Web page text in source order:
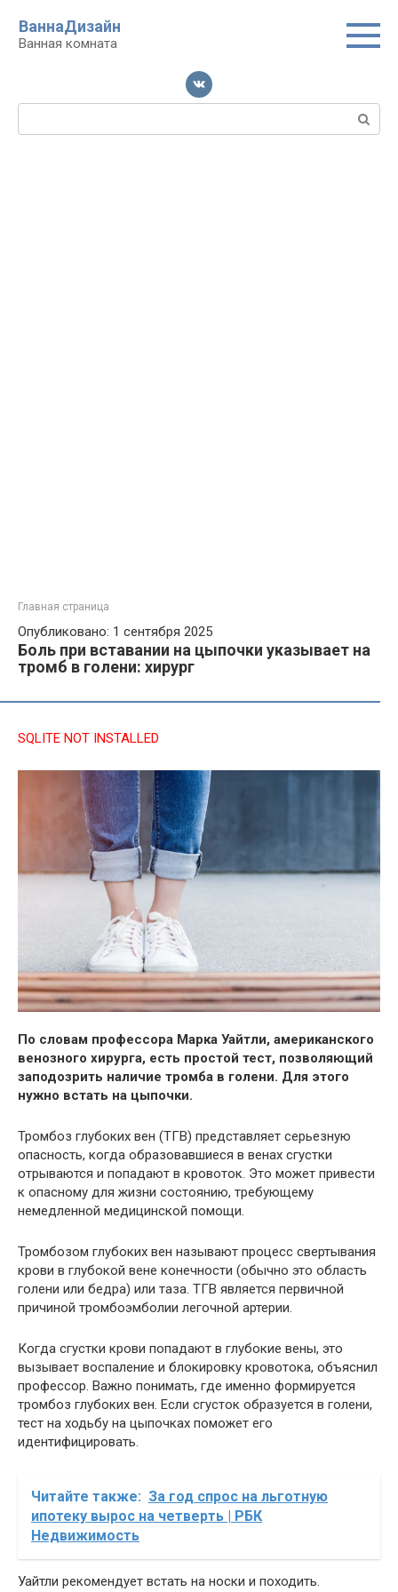
контенту
ВаннаДизайн
Ванная комната
Поиск:
Главная страница
Опубликовано: 1 сентября 2025
Боль при вставании на цыпочки указывает на
тромб в голени: хирург
SQLITE NOT INSTALLED
По словам профессора Марка Уайтли, американского
венозного хирурга, есть простой тест, позволяющий
заподозрить наличие тромба в голени. Для этого
нужно встать на цыпочки.
Тромбоз глубоких вен (ТГВ) представляет серьезную
опасность, когда образовавшиеся в венах сгустки
отрываются и попадают в кровоток. Это может привести
к опасному для жизни состоянию, требующему
немедленной медицинской помощи.
Тромбозом глубоких вен называют процесс свертывания
крови в глубокой вене конечности (обычно это область
голени или бедра) или таза. ТГВ является первичной
причиной тромбоэмболии легочной артерии.
Когда сгустки крови попадают в глубокие вены, это
вызывает воспаление и блокировку кровотока, объяснил
профессор. Важно понимать, где именно формируется
тромбоз глубоких вен. Если сгусток образуется в голени,
тест на ходьбу на цыпочках поможет его
идентифицировать.
Читайте также: За год спрос на льготную
ипотеку вырос на четверть | РБК
Недвижимость
Уайтли рекомендует встать на носки и походить.